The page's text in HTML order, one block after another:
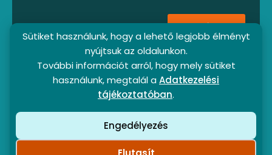
Sütiket használunk, hogy a lehető legjobb élményt
nyújtsuk az oldalunkon.
További információt arról, hogy mely sütiket
használunk, megtalál aAdatkezelési
tájékoztatóban.
Engedélyezés
Küldés
PartnerprogramÁSZFAdatkezelési tájékoztató
©2024-2026 - SunBeam369 s. r. o. - Minden jog